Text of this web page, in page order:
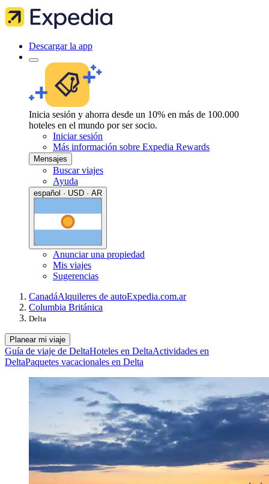
Descargar la app
Inicia sesión y ahorra desde un 10% en más de 100.000
hoteles en el mundo por ser socio.
Iniciar sesión
Más información sobre Expedia Rewards
Mensajes
Buscar viajes
Ayuda
español · USD · AR
Anunciar una propiedad
Mis viajes
Sugerencias
CanadáAlquileres de autoExpedia.com.ar
Columbia Británica
Delta
Planear mi viaje
Guía de viaje de DeltaHoteles en DeltaActividades en
DeltaPaquetes vacacionales en Delta